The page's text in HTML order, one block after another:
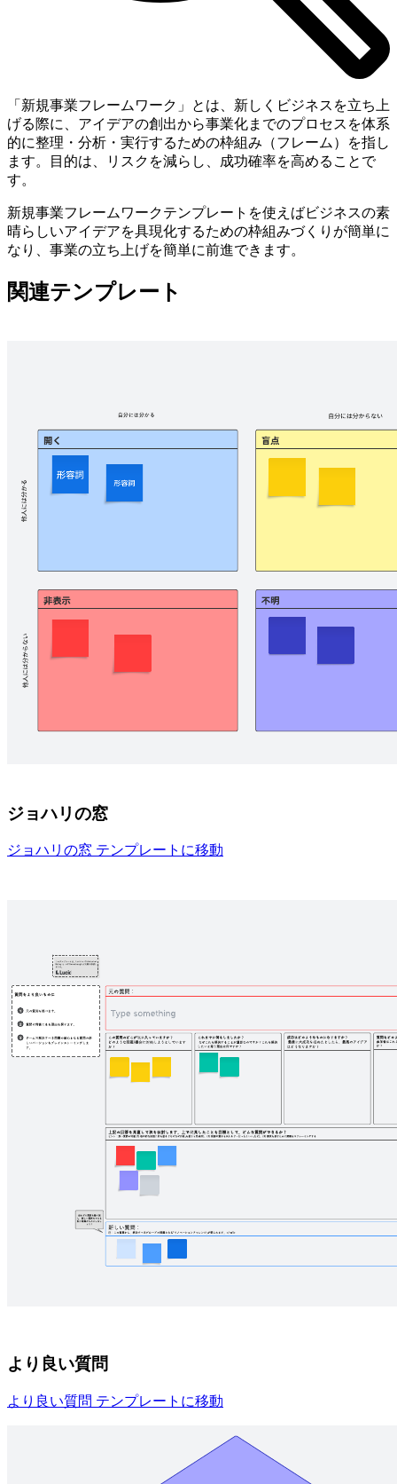
「新規事業フレームワーク」とは、新しくビジネスを立ち上
げる際に、アイデアの創出から事業化までのプロセスを体系
的に整理・分析・実行するための枠組み（フレーム）を指し
ます。目的は、リスクを減らし、成功確率を高めることで
す。
新規事業フレームワークテンプレートを使えばビジネスの素
晴らしいアイデアを具現化するための枠組みづくりが簡単に
なり、事業の立ち上げを簡単に前進できます。
関連テンプレート
ジョハリの窓
ジョハリの窓 テンプレートに移動
より良い質問
より良い質問 テンプレートに移動